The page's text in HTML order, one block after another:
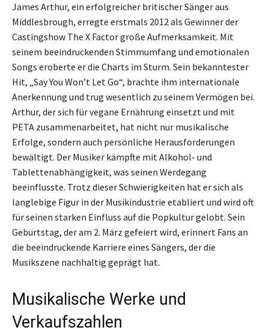
James Arthur, ein erfolgreicher britischer Sänger aus
Middlesbrough, erregte erstmals 2012 als Gewinner der
Castingshow The X Factor große Aufmerksamkeit. Mit
seinem beeindruckenden Stimmumfang und emotionalen
Songs eroberte er die Charts im Sturm. Sein bekanntester
Hit, „Say You Won’t Let Go“, brachte ihm internationale
Anerkennung und trug wesentlich zu seinem Vermögen bei.
Arthur, der sich für vegane Ernährung einsetzt und mit
PETA zusammenarbeitet, hat nicht nur musikalische
Erfolge, sondern auch persönliche Herausforderungen
bewältigt. Der Musiker kämpfte mit Alkohol- und
Tablettenabhängigkeit, was seinen Werdegang
beeinflusste. Trotz dieser Schwierigkeiten hat er sich als
langlebige Figur in der Musikindustrie etabliert und wird oft
für seinen starken Einfluss auf die Popkultur gelobt. Sein
Geburtstag, der am 2. März gefeiert wird, erinnert Fans an
die beeindruckende Karriere eines Sängers, der die
Musikszene nachhaltig geprägt hat.
Musikalische Werke und
Verkaufszahlen